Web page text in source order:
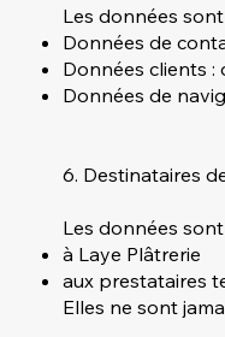
Les données
Données de
Données clients :
Données de
6. Destinataires
Les données
à Laye Plâtrerie
aux prestataires
Elles ne sont